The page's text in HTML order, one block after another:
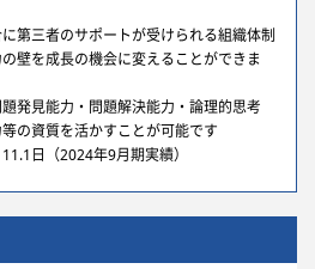
第三者のサポートが受けられる組織体制
壁を成長の機会に変えることができま
発見能力・問題解決能力・論理的思考
の資質を活かすことが可能です
日（2024年9月期実績）